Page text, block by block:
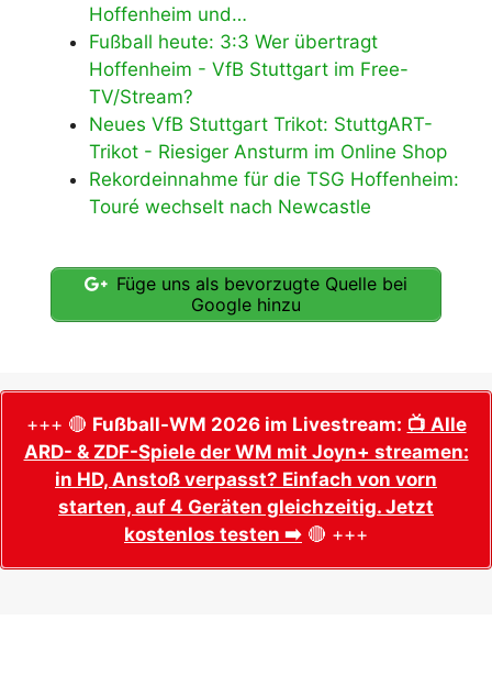
Hoffenheim und…
Fußball heute: 3:3 Wer übertragt
Hoffenheim - VfB Stuttgart im Free-
TV/Stream?
Neues VfB Stuttgart Trikot: StuttgART-
Trikot - Riesiger Ansturm im Online Shop
Rekordeinnahme für die TSG Hoffenheim:
Touré wechselt nach Newcastle
Füge uns als bevorzugte Quelle bei
Google hinzu
+++ 🔴 Fußball-WM 2026 im Livestream: 📺 Alle
ARD- & ZDF-Spiele der WM mit Joyn+ streamen:
in HD, Anstoß verpasst? Einfach von vorn
starten, auf 4 Geräten gleichzeitig. Jetzt
kostenlos testen ➡️ 🔴 +++